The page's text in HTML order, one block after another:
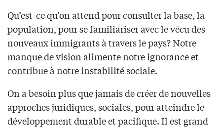
Qu’est-ce qu’on attend pour consulter la base, la
population, pour se familiariser avec le vécu des
nouveaux immigrants à travers le pays? Notre
manque de vision alimente notre ignorance et
contribue à notre instabilité sociale.
On a besoin plus que jamais de créer de nouvelles
approches juridiques, sociales, pour atteindre le
développement durable et pacifique. Il est grand